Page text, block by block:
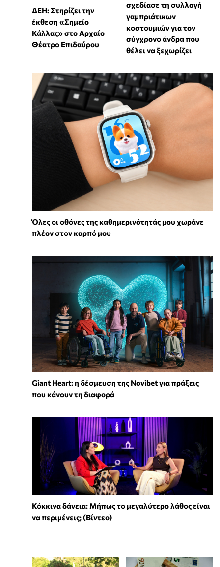
ΔΕΗ: Στηρίζει την
έκθεση «Σημείο
Κάλλας» στο Αρχαίο
Θέατρο Επιδαύρου
σχεδίασε τη συλλογή
γαμπριάτικων
κοστουμιών για τον
σύγχρονο άνδρα που
θέλει να ξεχωρίζει
Όλες οι οθόνες της καθημερινότητάς μου χωράνε
πλέον στον καρπό μου
Giant Heart: η δέσμευση της Novibet για πράξεις
που κάνουν τη διαφορά
Κόκκινα δάνεια: Μήπως το μεγαλύτερο λάθος είναι
να περιμένεις; (Βίντεο)